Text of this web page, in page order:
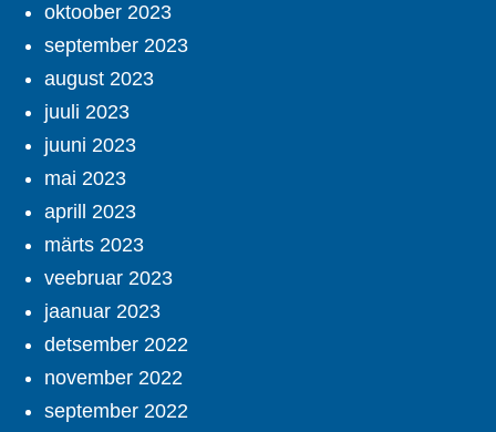
oktoober 2023
september 2023
august 2023
juuli 2023
juuni 2023
mai 2023
aprill 2023
märts 2023
veebruar 2023
jaanuar 2023
detsember 2022
november 2022
september 2022